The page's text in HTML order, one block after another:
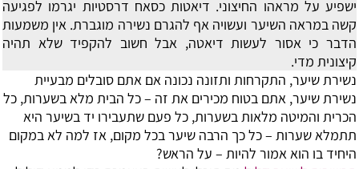
ישפיע על מראהו החיצוני. דיאטות כסאח דרסטיות יגרמו לפגיעה
קשה במראה השיער ועשויה אף להגרם נשירה מוגברת. אין משמעות
הדבר כי אסור לעשות דיאטה, אבל חשוב להקפיד שלא תהיה
קיצונית מדי.
נשירת שיער, התקרחות ותזונה נכונה אם אתם סובלים מבעיית
נשירת שיער, אתם בטוח מכירים את זה – כל הבית מלא בשערות, כל
הכרית והמיטה מלאות בשערות, כל פעם שתעבירו יד בשיער היא
תתמלא שערות – כל כך הרבה שיער בכל מקום, אז למה לא במקום
היחיד בו הוא אמור להיות – על הראש?